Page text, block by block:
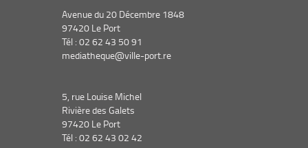
Avenue du 20 Décembre 1848
97420 Le Port
Tél : 02 62 43 50 91
mediatheque@ville-port.re
5, rue Louise Michel
Rivière des Galets
97420 Le Port
Tél : 02 62 43 02 42